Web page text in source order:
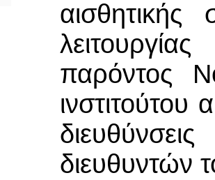
παρόντος
ινστιτούτου
διευθυντών